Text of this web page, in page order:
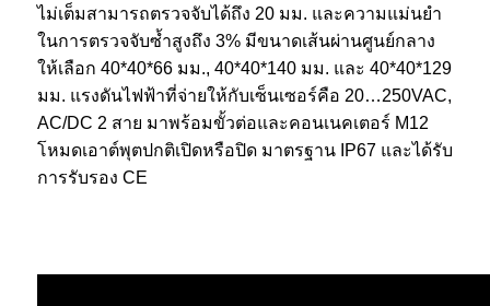
ไม่เต็มสามารถตรวจจับได้ถึง 20 มม. และความแม่นยำ
ในการตรวจจับซ้ำสูงถึง 3% มีขนาดเส้นผ่านศูนย์กลาง
ให้เลือก 40*40*66 มม., 40*40*140 มม. และ 40*40*129
มม. แรงดันไฟฟ้าที่จ่ายให้กับเซ็นเซอร์คือ 20…250VAC,
AC/DC 2 สาย มาพร้อมขั้วต่อและคอนเนคเตอร์ M12
โหมดเอาต์พุตปกติเปิดหรือปิด มาตรฐาน IP67 และได้รับ
การรับรอง CE